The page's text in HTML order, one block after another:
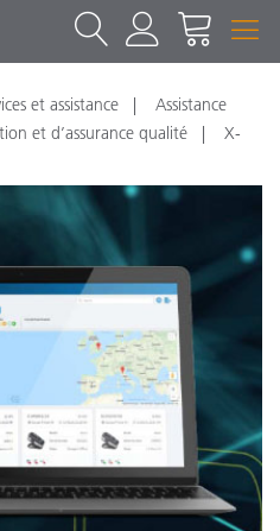
et assistance
Assistance
et d’assurance qualité
X-